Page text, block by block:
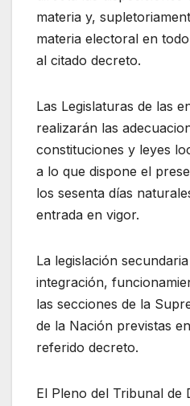
materia y,
materia electoral en
al citado decreto.
Las Legislaturas de las
realizarán las
constituciones y leyes
a lo que dispone el
los sesenta días
entrada en vigor.
La legislación
integración,
las secciones de la
de la Nación previstas
referido decreto.
El Pleno del Tribunal de